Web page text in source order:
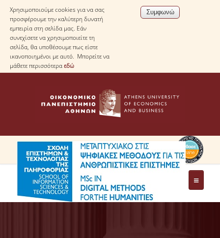
Χρησιμοποιούμε cookies για να σας
προσφέρουμε την καλύτερη δυνατή
εμπειρία στη σελίδα μας. Εάν
συνεχίσετε να χρησιμοποιείτε τη
σελίδα, θα υποθέσουμε πως είστε
ικανοποιημένοι με αυτό. Μπορείτε να
μάθετε περισσότεραεδώ
ΤΟ ΠΡΟΓΡΑΜΜΑ